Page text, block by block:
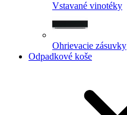
Vstavané vinotéky
Ohrievacie zásuvky
Odpadkové koše